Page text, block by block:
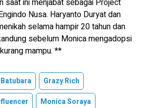
saat ini menjabat sebagai Project
Nusa. Haryanto Duryat dan
selama hampir 20 tahun dan
sebelum Monica mengadopsi
mampu. **
Batubara
Grazy Rich
Monica Soraya